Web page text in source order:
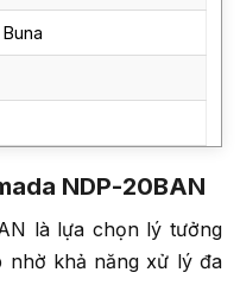
NDP-20BAN
là lựa chọn lý tưởng
nhờ khả năng xử lý đa